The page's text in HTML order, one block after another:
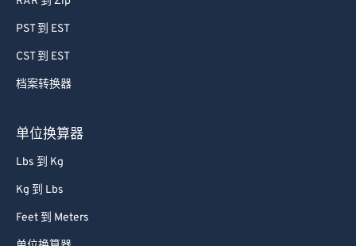
PST 到 EST
CST 到 EST
档案转换器
单位换算器
Lbs 到 Kg
Kg 到 Lbs
Feet 到 Meters